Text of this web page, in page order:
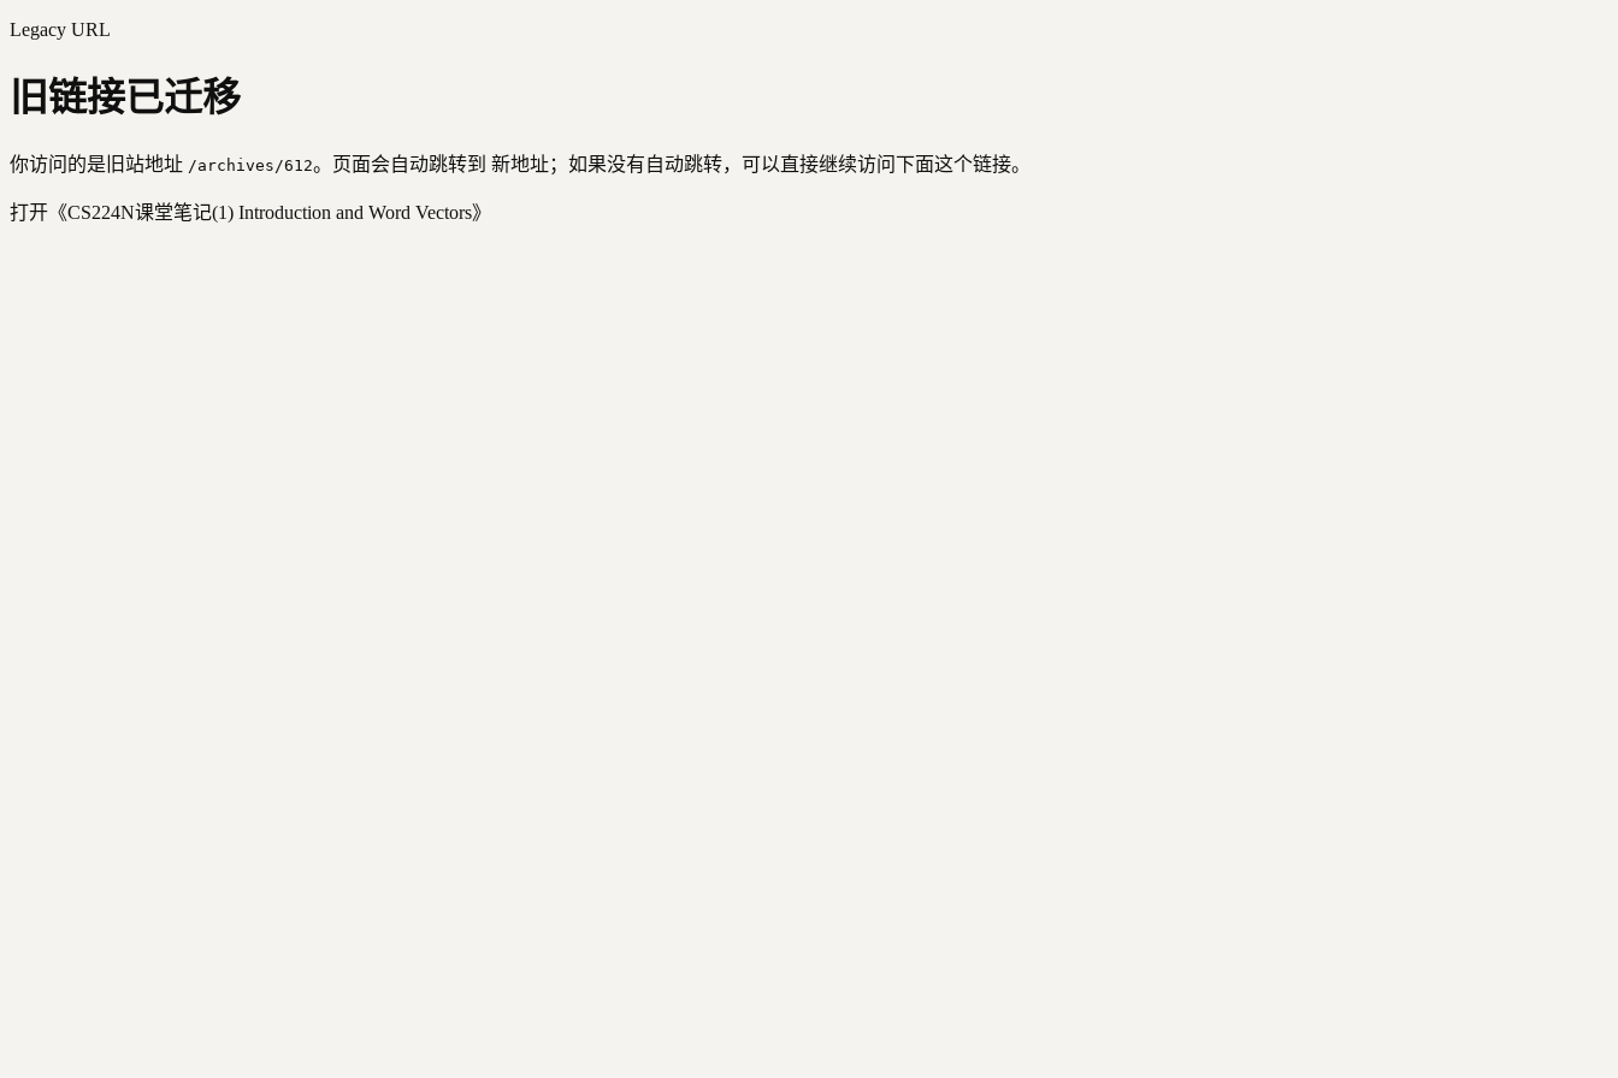
Legacy URL
旧链接已迁移
你访问的是旧站地址 /archives/612。页面会自动跳转到 新地址；如果没有自动跳转，可以直接继续访问下面这个链接。
打开《CS224N课堂笔记(1) Introduction and Word Vectors》